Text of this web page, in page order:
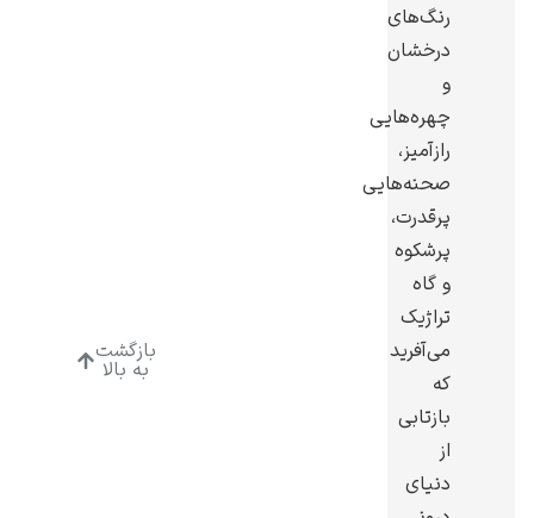
رنگ‌های
درخشان
و
چهره‌هایی
رازآمیز،
صحنه‌هایی
پرقدرت،
پرشکوه
و گاه
تراژیک
می‌آفرید
که
بازتابی
از
دنیای
بازگشت
به بالا